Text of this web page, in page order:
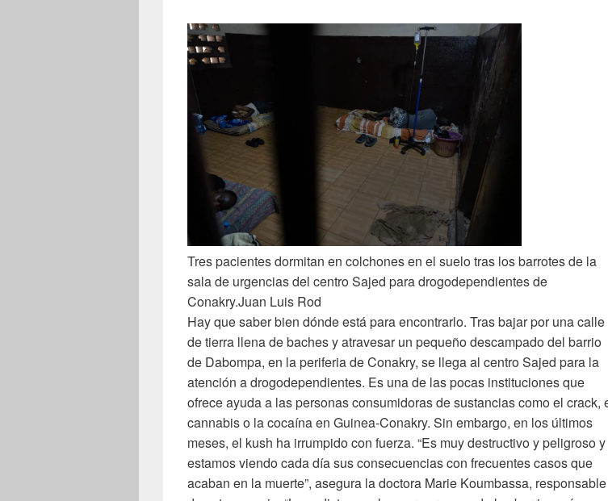
Tres pacientes dormitan en colchones en el suelo tras los barrotes de la
sala de urgencias del centro Sajed para drogodependientes de
Conakry.Juan Luis Rod
Hay que saber bien dónde está para encontrarlo. Tras bajar por una calle
de tierra llena de baches y atravesar un pequeño descampado del barrio
de Dabompa, en la periferia de Conakry, se llega al centro Sajed para la
atención a drogodependientes. Es una de las pocas instituciones que
ofrece ayuda a las personas consumidoras de sustancias como el crack,
cannabis o la cocaína en Guinea-Conakry. Sin embargo, en los últimos
meses, el kush ha irrumpido con fuerza. “Es muy destructivo y peligroso y
estamos viendo cada día sus consecuencias con frecuentes casos que
acaban en la muerte”, asegura la doctora Marie Koumbassa, responsable